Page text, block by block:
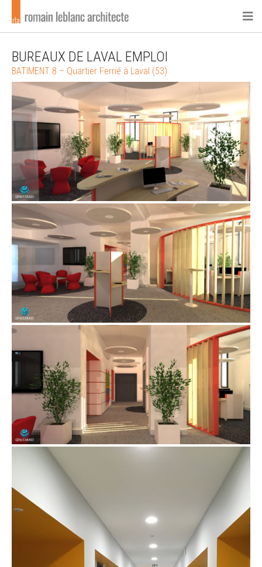
BUREAUX DE LAVAL EMPLOI
BATIMENT 8 – Quartier Ferrié à Laval (53)